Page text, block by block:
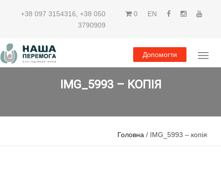
+38 097 3154316 +38 050
3790909
0 EN
Допомогти
IMG_5993 – КОПІЯ
Головна / IMG_5993 – копія